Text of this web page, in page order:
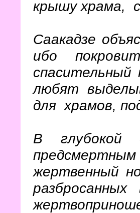
крышу храма,
Саакадзе
ибо
любят
для храмов,
В глубокой
жертвенный